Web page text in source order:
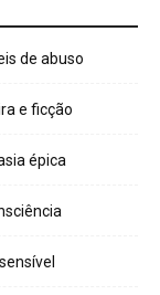
de abuso
e ficção
épica